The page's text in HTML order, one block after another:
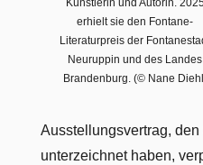
erhielt sie den Fontane-
Literaturpreis der
Neuruppin und des Landes
Brandenburg. (© Nane
Ausstellungsvertrag,
unterzeichnet haben,